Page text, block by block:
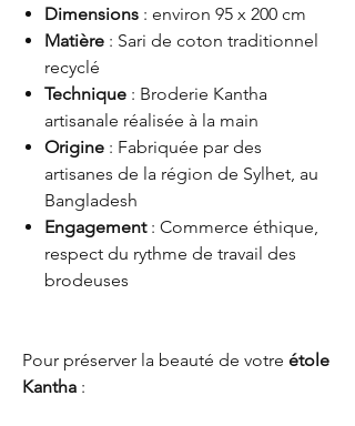
Dimensions : environ 95 x 200 cm
Matière : Sari de coton traditionnel
recyclé
Technique : Broderie Kantha
artisanale réalisée à la main
Origine : Fabriquée par des
artisanes de la région de Sylhet, au
Bangladesh
Engagement: Commerce éthique,
respect du rythme de travail des
brodeuses
Pour préserver la beauté de votre étole
Kantha :